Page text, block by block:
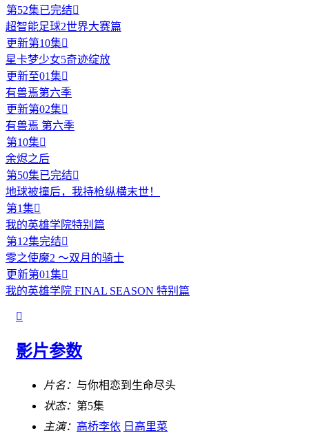
第52集已完结
超智能足球2世界大赛篇
更新第10集
星卡梦少女5奇迹绽放
更新至01集
有兽焉第六季
更新第02集
有兽焉 第六季
第10集
余烬之后
第50集已完结
地球被撞后，我持枪纵横末世！
第1集
我的英雄学院特别篇
第12集完结
零之使魔2 ～双月的骑士
更新第01集
我的英雄学院 FINAL SEASON 特别篇

影片参数
片名： 与你相恋到生命尽头
状态： 第5集
主演： 高桥李依 日高里菜